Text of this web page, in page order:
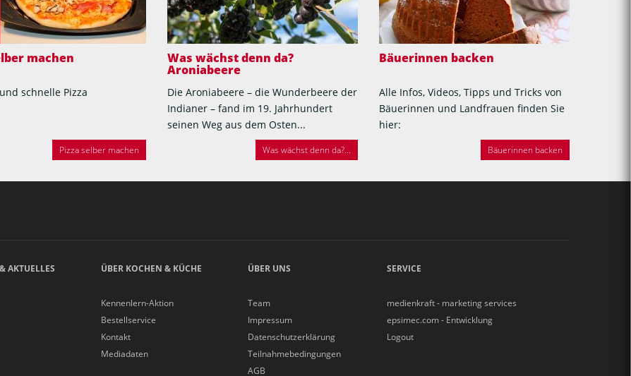
machen
schnelle Pizza
Pizza selber machen
Was wächst denn da?
Aroniabeere
Die Aroniabeere – die Wunderbeere der
Indianer – fand im 19. Jahrhundert
seinen Weg aus dem Osten...
Was wächst denn da?...
Bäuerinnen backen
Alle Infos, Videos, Tipps und Tricks von
Bäuerinnen und Landfrauen finden Sie
hier:
Bäuerinnen backen
AKTUELLES ÜBER KOCHEN & KÜCHE
Kennenlern-Aktion
Bestellservice
Kontakt
Mediadaten
ÜBER UNS
Team
Impressum
Datenschutzerklärung
Teilnahmebedingungen
AGB
SERVICE
medienkraft - marketing services
epsimec.com - Entwicklung
Logout